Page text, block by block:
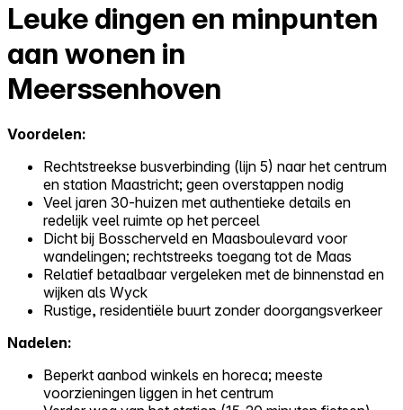
Leuke dingen en minpunten
aan wonen in
Meerssenhoven
Voordelen:
Rechtstreekse busverbinding (lijn 5) naar het centrum
en station Maastricht; geen overstappen nodig
Veel jaren 30-huizen met authentieke details en
redelijk veel ruimte op het perceel
Dicht bij Bosscherveld en Maasboulevard voor
wandelingen; rechtstreeks toegang tot de Maas
Relatief betaalbaar vergeleken met de binnenstad en
wijken als Wyck
Rustige, residentiële buurt zonder doorgangsverkeer
Nadelen:
Beperkt aanbod winkels en horeca; meeste
voorzieningen liggen in het centrum